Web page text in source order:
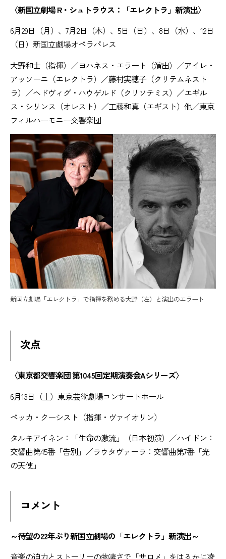
〈新国立劇場 R・シュトラウス：「エレクトラ」新演出〉
6月29日（月）、7月2日（木）、5日（日）、8日（水）、12日
（日）新国立劇場オペラパレス
大野和士（指揮）／ヨハネス・エラート（演出）／アイレ・
アッソーニ（エレクトラ）／藤村実穂子（クリテムネスト
ラ）／ヘドヴィグ・ハウゲルド（クリソテミス）／エギル
ス・シリンス（オレスト）／工藤和真（エギスト）他／東京
フィルハーモニー交響楽団
新国立劇場「エレクトラ」で指揮を務める大野（左）と演出のエラート
次点
〈東京都交響楽団 第1045回定期演奏会Aシリーズ〉
6月13日（土）東京芸術劇場コンサートホール
ペッカ・クーシスト（指揮・ヴァイオリン）
タルキアイネン：「生命の激流」（日本初演）／ハイドン：
交響曲第45番「告別」／ラウタヴァーラ：交響曲第7番「光
の天使」
コメント
～待望の22年ぶり新国立劇場の「エレクトラ」新演出～
音楽の迫力とストーリーの物凄さで「サロメ」をはるかに凌